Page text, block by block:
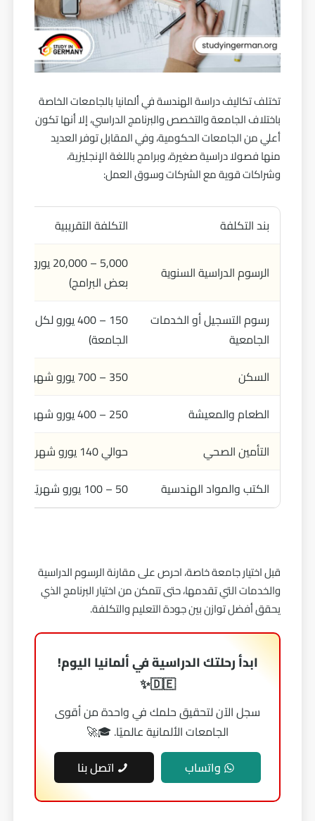
تختلف تكاليف دراسة الهندسة في ألمانيا بالجامعات الخاصة
باختلاف الجامعة والتخصص والبرنامج الدراسي، إلا أنها تكون
أعلي من الجامعات الحكومية، وفي المقابل توفر العديد
منها فصولا دراسية صغيرة، وبرامج باللغة الإنجليزية،
وشراكات قوية مع الشركات وسوق العمل:
بند التكلفة التكلفة التقريبية
الرسوم الدراسية السنوية
5,000 – 20,000
بعض البرامج)
رسوم التسجيل أو الخدمات
الجامعية
150 – 400 يورو
الجامعة)
السكن
350 – 700 يورو شهريًا
الطعام والمعيشة
250 – 400 يورو شهريًا
التأمين الصحي
حوالي 140 يورو شهريًا
الكتب والمواد الهندسية
50 – 100 يورو شهريًا
قبل اختيار جامعة خاصة، احرص على مقارنة الرسوم الدراسية
والخدمات التي تقدمها، حتى تتمكن من اختيار البرنامج الذي
يحقق أفضل توازن بين جودة التعليم والتكلفة.
ابدأ رحلتك الدراسية في ألمانيا اليوم!
🇩🇪✨
سجل الآن لتحقيق حلمك في واحدة من أقوى
الجامعات الألمانية عالميًا. 🎓🚀
واتساب
اتصل بنا